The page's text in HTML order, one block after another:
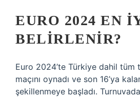
EURO 2024 EN
BELIRLENIR?
Euro 2024’te Türkiye dahil tüm
maçını oynadı ve son 16’ya
şekillenmeye başladı.